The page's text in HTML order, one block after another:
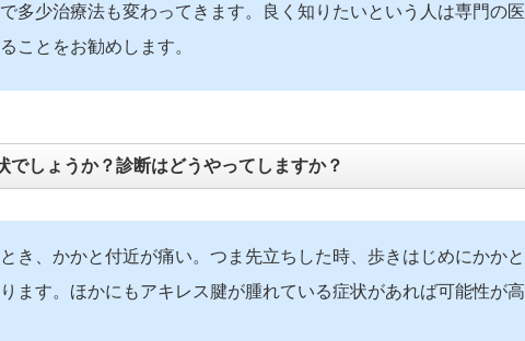
多少治療法も変わってきます。良く知りたいという人は専門の医
ことをお勧めします。
でしょうか？診断はどうやってしますか？
き、かかと付近が痛い。つま先立ちした時、歩きはじめにかかと
ます。ほかにもアキレス腱が腫れている症状があれば可能性が高